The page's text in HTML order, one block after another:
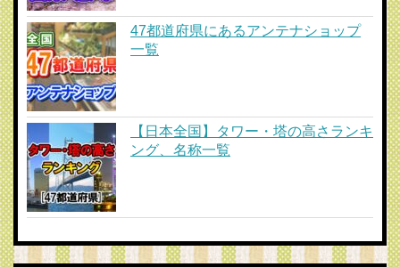
47都道府県にあるアンテナショップ
一覧
【日本全国】タワー・塔の高さランキ
ング、名称一覧